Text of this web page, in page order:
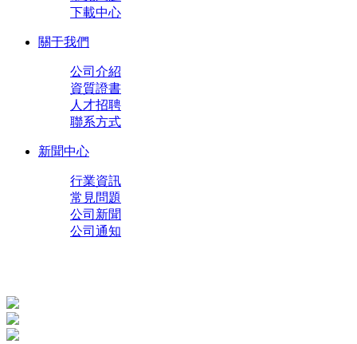
下載中心
關于我們
公司介紹
資質證書
人才招聘
聯系方式
新聞中心
行業資訊
常見問題
公司新聞
公司通知